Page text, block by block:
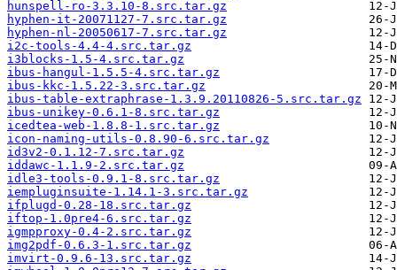
hunspell-ro-3.3.10-8.src.tar.gz
hyphen-it-20071127-7.src.tar.gz
hyphen-nl-20050617-7.src.tar.gz
i2c-tools-4.4-4.src.tar.gz
i3blocks-1.5-4.src.tar.gz
ibus-hangul-1.5.5-4.src.tar.gz
ibus-kkc-1.5.22-3.src.tar.gz
ibus-table-extraphrase-1.3.9.20110826-5.src.tar.gz
ibus-unikey-0.6.1-8.src.tar.gz
icedtea-web-1.8.8-1.src.tar.gz
icon-naming-utils-0.8.90-6.src.tar.gz
id3v2-0.1.12-7.src.tar.gz
iddawc-1.1.9-2.src.tar.gz
idle3-tools-0.9.1-8.src.tar.gz
iempluginsuite-1.14.1-3.src.tar.gz
ifplugd-0.28-18.src.tar.gz
iftop-1.0pre4-6.src.tar.gz
igmpproxy-0.4-2.src.tar.gz
img2pdf-0.6.3-1.src.tar.gz
imvirt-0.9.6-13.src.tar.gz